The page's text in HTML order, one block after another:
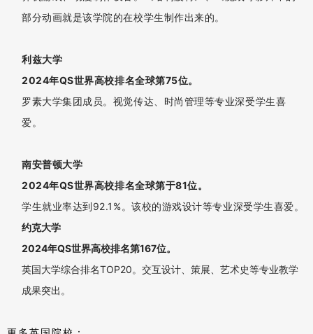
拉夫堡大学
位。
其数字媒体、交互设计尤为知名，该专业偏用户体验设计方向。
布鲁内尔大学
游戏设计享有盛名
金斯顿大学
2024年QS世界高校排名艺术与设计专业英国第11名。